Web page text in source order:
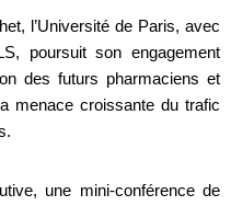
l’Université de Paris, avec
poursuit son engagement
des futurs pharmaciens et
menace croissante du trafic
une mini-conférence de